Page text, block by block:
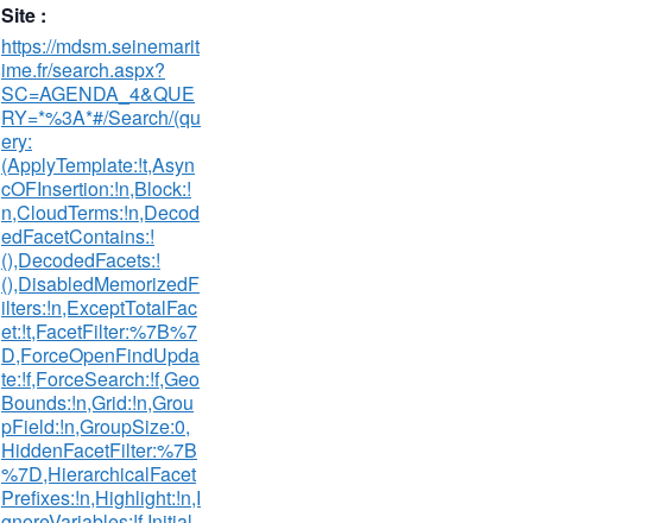
Site :
https://mdsm.seinemarit
ime.fr/search.aspx?
SC=AGENDA_4&QUE
RY=*%3A*#/Search/(qu
ery:
(ApplyTemplate:!t,Asyn
cOFInsertion:!n,Block:!
n,CloudTerms:!n,Decod
edFacetContains:!
(),DecodedFacets:!
(),DisabledMemorizedF
ilters:!n,ExceptTotalFac
et:!t,FacetFilter:%7B%7
D,ForceOpenFindUpda
te:!f,ForceSearch:!f,Geo
Bounds:!n,Grid:!n,Grou
pField:!n,GroupSize:0,
HiddenFacetFilter:%7B
%7D,HierarchicalFacet
Prefixes:!n,Highlight:!n,I